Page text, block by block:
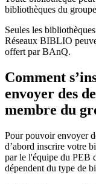
bibliothèques du
Seules les
Réseaux BIBLIO
offert par BAnQ.
Comment
envoyer des
membre du
Pour pouvoir envoyer
d’abord inscrire votre
par le l'équipe du PEB
dépendent du type de